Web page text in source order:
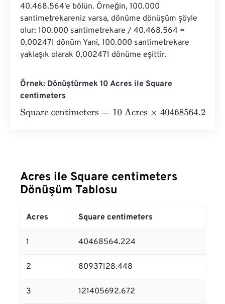
40.468.564'e bölün. Örneğin, 100.000
santimetrekareniz varsa, dönüme dönüşüm şöyle
olur: 100.000 santimetrekare / 40.468.564 =
0,002471 dönüm Yani, 100.000 santimetrekare
yaklaşık olarak 0,002471 dönüme eşittir.
Örnek: Dönüştürmek 10 Acres ile Square
centimeters
Square centimeters=10 Acres×40468564.224=
Acres ile Square centimeters
Dönüşüm Tablosu
Acres Square centimeters
1 40468564.224
2 80937128.448
3 121405692.672